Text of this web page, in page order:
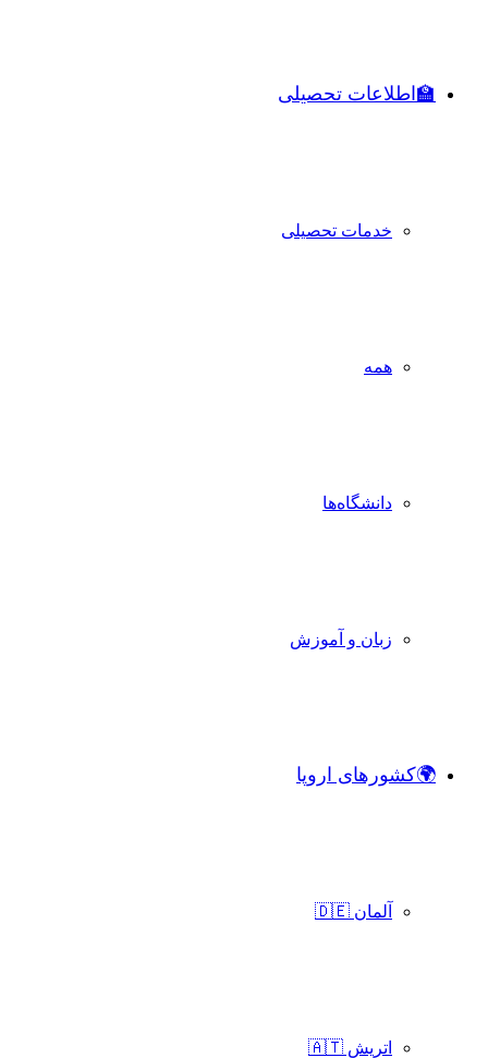
🏫اطلاعات تحصیلی
خدمات تحصیلی
همه
دانشگاه‌ها
زبان و آموزش
🌍کشورهای اروپا
آلمان 🇩🇪
اتریش 🇦🇹